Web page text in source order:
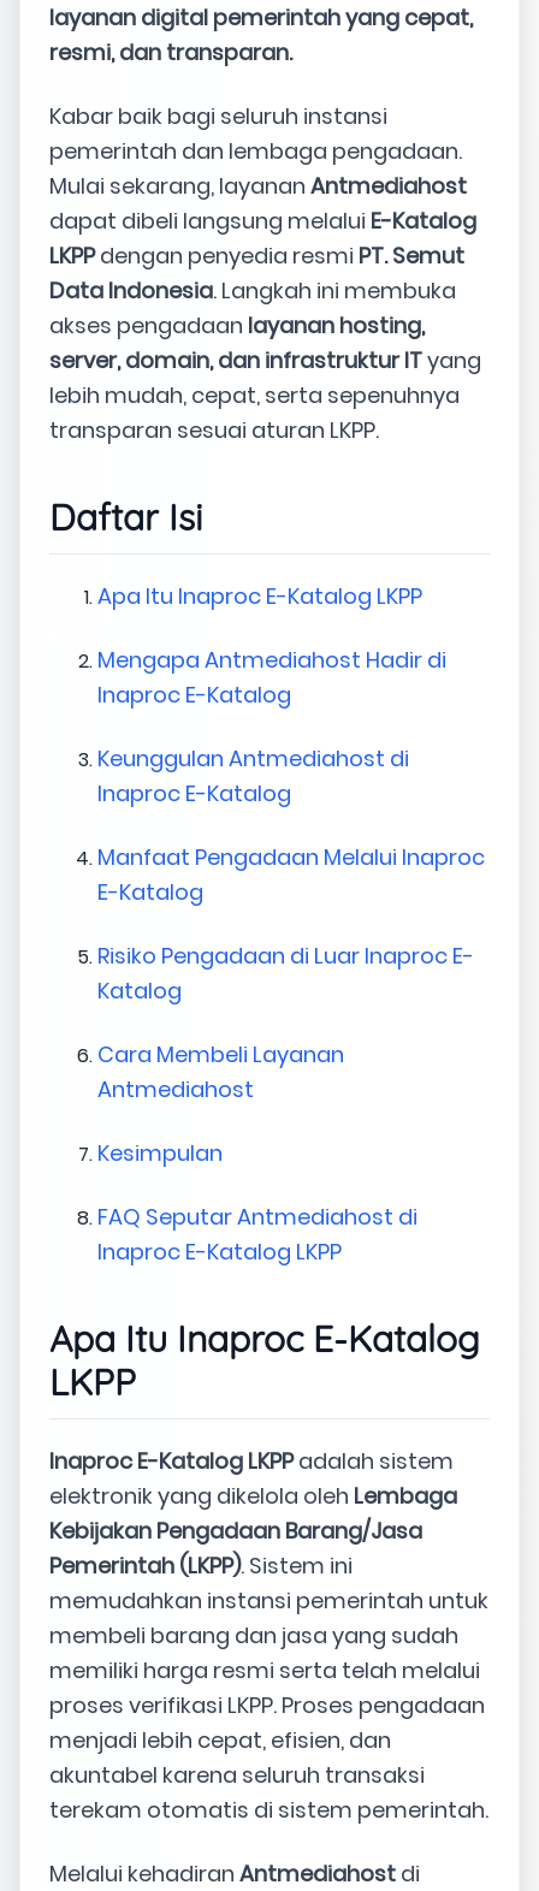
layanan digital pemerintah yang cepat,
resmi, dan transparan.
Kabar baik bagi seluruh instansi
pemerintah dan lembaga pengadaan.
Mulai sekarang, layanan Antmediahost
dapat dibeli langsung melalui E-Katalog
LKPPdengan penyedia resmi PT. Semut
Data Indonesia. Langkah ini membuka
akses pengadaan layanan hosting,
server, domain, dan infrastruktur ITyang
lebih mudah, cepat, serta sepenuhnya
transparan sesuai aturan LKPP.
Daftar Isi
Apa Itu Inaproc E-Katalog LKPP
Mengapa Antmediahost Hadir di
Inaproc E-Katalog
Keunggulan Antmediahost di
Inaproc E-Katalog
Manfaat Pengadaan Melalui Inaproc
E-Katalog
Risiko Pengadaan di Luar Inaproc E-
Katalog
Cara Membeli Layanan
Antmediahost
Kesimpulan
FAQ Seputar Antmediahost di
Inaproc E-Katalog LKPP
Apa Itu Inaproc E-Katalog
LKPP
Inaproc E-Katalog LKPPadalah sistem
elektronik yang dikelola oleh Lembaga
Kebijakan Pengadaan Barang/Jasa
Pemerintah (LKPP). Sistem ini
memudahkan instansi pemerintah untuk
membeli barang dan jasa yang sudah
memiliki harga resmi serta telah melalui
proses verifikasi LKPP. Proses pengadaan
menjadi lebih cepat, efisien, dan
akuntabel karena seluruh transaksi
terekam otomatis di sistem pemerintah.
Melalui kehadiran Antmediahost di